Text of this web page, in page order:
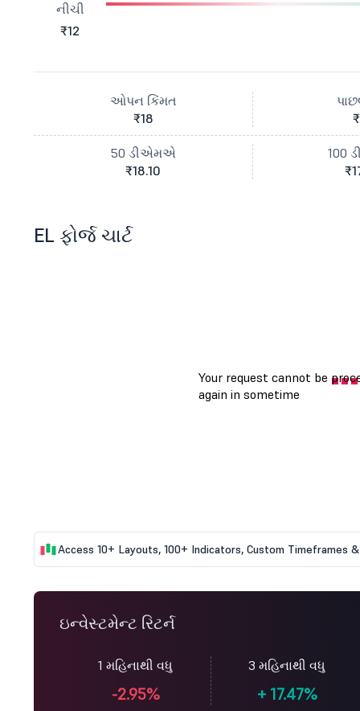
નીચી
₹12
ઓપન કિંમત
₹18
50 ડીએમએ
₹18.10
100
EL ફોર્જ ચાર્ટ
Access 10+ Layouts, 100+ Indicators, Custom Timeframes
ઇન્વેસ્ટમેન્ટ રિટર્ન
1 મહિનાથી વધુ
-2.95%
3 મહિનાથી વધુ
+17.47%